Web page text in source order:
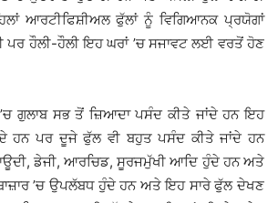
ਆਰਟੀਫਿਸ਼ੀਅਲ ਫੁੱਲਾਂ ਨੂੰ ਵਿਗਿਆਨਕ ਪ੍ਰਯੋਗਾਂ
ਪਰ ਹੌਲੀ-ਹੌਲੀ ਇਹ ਘਰਾਂ ’ਚ ਸਜਾਵਟ ਲਈ ਵਰਤੋਂ ਹੋਣ
ਗੁਲਾਬ ਸਭ ਤੋਂ ਜ਼ਿਆਦਾ ਪਸੰਦ ਕੀਤੇ ਜਾਂਦੇ ਹਨ ਇਹ
ਹਨ ਪਰ ਦੂਜੇ ਫੁੱਲ ਵੀ ਬਹੁਤ ਪਸੰਦ ਕੀਤੇ ਜਾਂਦੇ ਹਨ
ਡੇਜੀ, ਆਰਚਿਡ, ਸੂਰਜਮੁੱਖੀ ਆਦਿ ਹੁੰਦੇ ਹਨ ਅਤੇ
’ਚ ਉਪਲੱਬਧ ਹੁੰਦੇ ਹਨ ਅਤੇ ਇਹ ਸਾਰੇ ਫੁੱਲ ਦੇਖਣ